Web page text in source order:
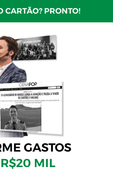
CARTÃO? PRONTO!
GASTOS
R$20 MIL